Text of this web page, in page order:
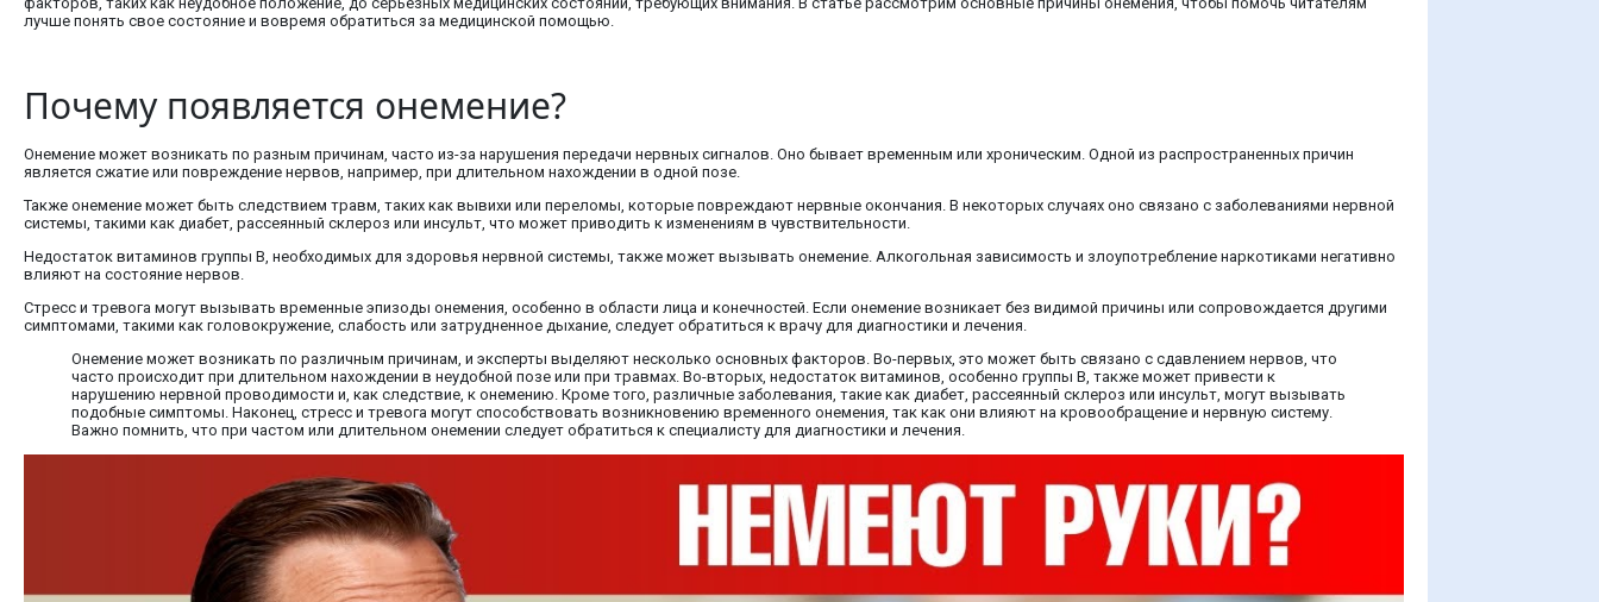
лучше понять свое состояние и вовремя обратиться за медицинской помощью.
Почему появляется онемение?
Онемение может возникать по разным причинам, часто из-за нарушения передачи нервных сигналов. Оно бывает временным или хроническим. Одной из распространенных причин
является сжатие или повреждение нервов, например, при длительном нахождении в одной позе.
Также онемение может быть следствием травм, таких как вывихи или переломы, которые повреждают нервные окончания. В некоторых случаях оно связано с заболеваниями нервной
системы, такими как диабет, рассеянный склероз или инсульт, что может приводить к изменениям в чувствительности.
Недостаток витаминов группы B, необходимых для здоровья нервной системы, также может вызывать онемение. Алкогольная зависимость и злоупотребление наркотиками негативно
влияют на состояние нервов.
Стресс и тревога могут вызывать временные эпизоды онемения, особенно в области лица и конечностей. Если онемение возникает без видимой причины или сопровождается другими
симптомами, такими как головокружение, слабость или затрудненное дыхание, следует обратиться к врачу для диагностики и лечения.
Онемение может возникать по различным причинам, и эксперты выделяют несколько основных факторов. Во-первых, это может быть связано с сдавлением нервов, что
часто происходит при длительном нахождении в неудобной позе или при травмах. Во-вторых, недостаток витаминов, особенно группы B, также может привести к
нарушению нервной проводимости и, как следствие, к онемению. Кроме того, различные заболевания, такие как диабет, рассеянный склероз или инсульт, могут вызывать
подобные симптомы. Наконец, стресс и тревога могут способствовать возникновению временного онемения, так как они влияют на кровообращение и нервную систему.
Важно помнить, что при частом или длительном онемении следует обратиться к специалисту для диагностики и лечения.